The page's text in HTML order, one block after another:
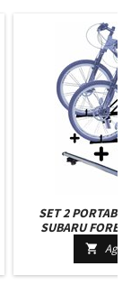
SET 2
SUBARU
UNIVERSALI
C/ 